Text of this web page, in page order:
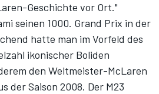
Geschichte vor Ort."
seinen 1000. Grand Prix in der
hatte man im Vorfeld des
ikonischer Boliden
den Weltmeister-McLaren
der Saison 2008. Der M23